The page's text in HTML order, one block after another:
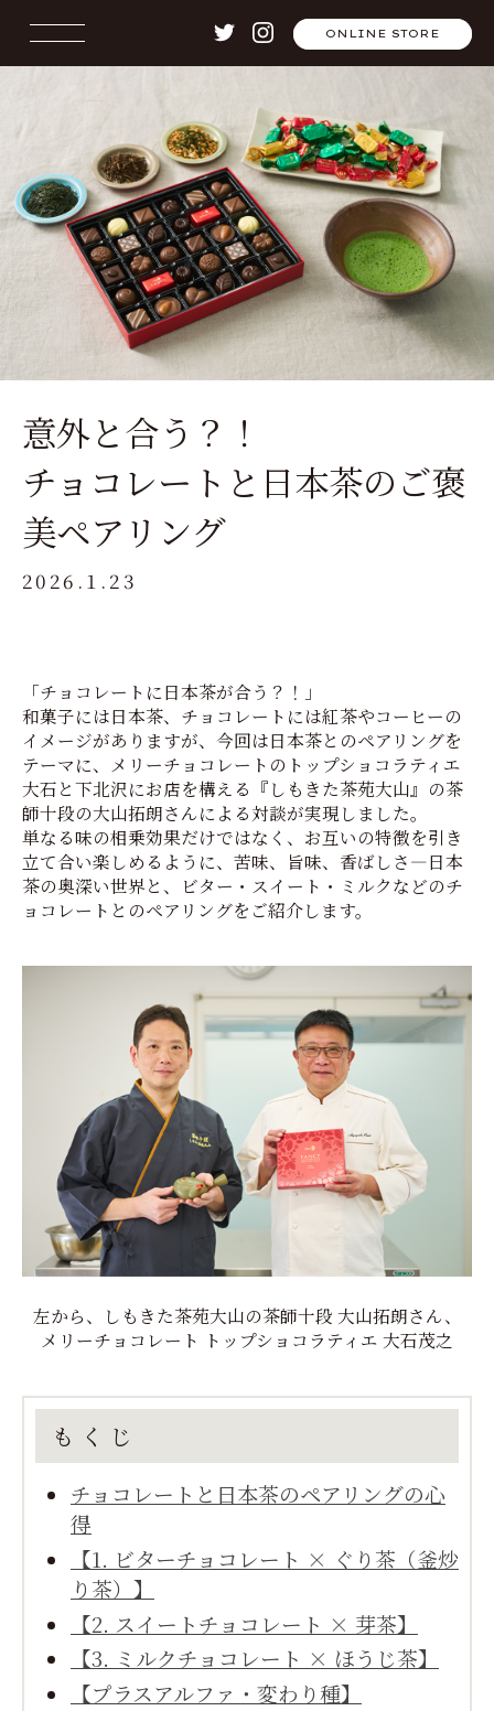
意外と合う？！
チョコレートと日本茶のご褒
美ペアリング
2026.1.23
「チョコレートに日本茶が合う？！」
和菓子には日本茶、チョコレートには紅茶やコーヒーの
イメージがありますが、今回は日本茶とのペアリングを
テーマに、メリーチョコレートのトップショコラティエ
大石と下北沢にお店を構える『しもきた茶苑大山』の茶
師十段の大山拓朗さんによる対談が実現しました。
単なる味の相乗効果だけではなく、お互いの特徴を引き
立て合い楽しめるように、苦味、旨味、香ばしさ―日本
茶の奥深い世界と、ビター・スイート・ミルクなどのチ
ョコレートとのペアリングをご紹介します。
左から、しもきた茶苑大山の茶師十段 大山拓朗さん、
メリーチョコレート トップショコラティエ 大石茂之
もくじ
チョコレートと日本茶のペアリングの心
得
【1. ビターチョコレート × ぐり茶（釜炒
り茶）】
【2. スイートチョコレート × 芽茶】
【3. ミルクチョコレート × ほうじ茶】
【プラスアルファ・変わり種】
ONLINE STORE